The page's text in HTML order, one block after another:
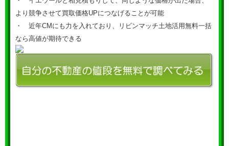
より競争させて買取価格UPにつなげることが可能
・ 近年CMにも力を入れており、リビンマッチ土地活用無料一括
なら高値が期待できる